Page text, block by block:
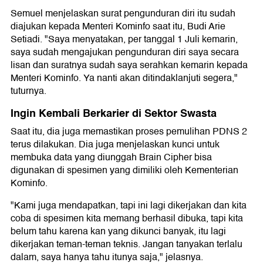
Semuel menjelaskan surat pengunduran diri itu sudah
diajukan kepada Menteri Kominfo saat itu, Budi Arie
Setiadi. "Saya menyatakan, per tanggal 1 Juli kemarin,
saya sudah mengajukan pengunduran diri saya secara
lisan dan suratnya sudah saya serahkan kemarin kepada
Menteri Kominfo. Ya nanti akan ditindaklanjuti segera,"
tuturnya.
Ingin Kembali Berkarier di Sektor Swasta
Saat itu, dia juga memastikan proses pemulihan PDNS 2
terus dilakukan. Dia juga menjelaskan kunci untuk
membuka data yang diunggah Brain Cipher bisa
digunakan di spesimen yang dimiliki oleh Kementerian
Kominfo.
"Kami juga mendapatkan, tapi ini lagi dikerjakan dan kita
coba di spesimen kita memang berhasil dibuka, tapi kita
belum tahu karena kan yang dikunci banyak, itu lagi
dikerjakan teman-teman teknis. Jangan tanyakan terlalu
dalam, saya hanya tahu itunya saja," jelasnya.